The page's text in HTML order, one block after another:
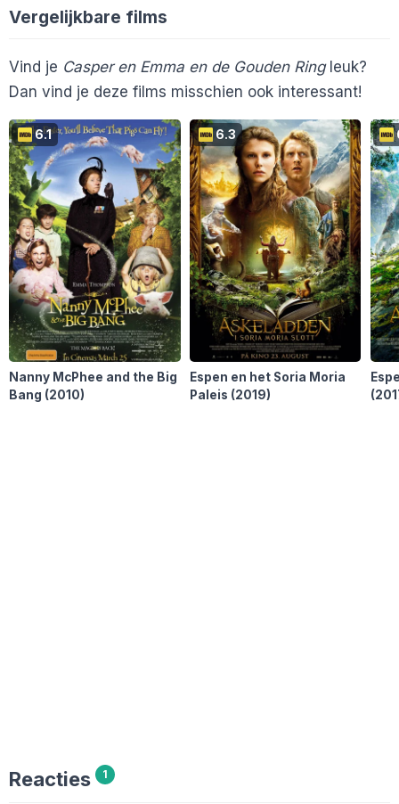
Vergelijkbare films
Vind je Casper en Emma en de Gouden Ringleuk?
Dan vind je deze films misschien ook interessant!
6.1
Nanny McPhee and the Big
Bang (2010)
6.3
Espen en het Soria Moria
Paleis (2019)
Reacties 1